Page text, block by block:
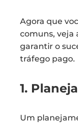
Agora que
comuns, veja
garantir o
tráfego pago.
1.
Um